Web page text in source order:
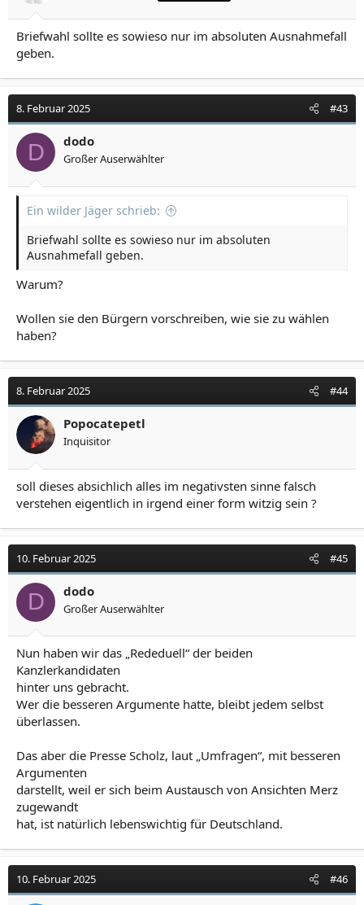
Briefwahl sollte es sowieso nur im absoluten Ausnahmefall
geben.
8. Februar 2025 #43
D dodo
Großer Auserwählter
Ein wilder Jäger schrieb:
Briefwahl sollte es sowieso nur im absoluten
Ausnahmefall geben.
Warum?
Wollen sie den Bürgern vorschreiben, wie sie zu wählen
haben?
8. Februar 2025 #44
Popocatepetl
Inquisitor
soll dieses absichlich alles im negativsten sinne falsch
verstehen eigentlich in irgend einer form witzig sein ?
10. Februar 2025 #45
D dodo
Großer Auserwählter
Nun haben wir das „Rededuell“ der beiden
Kanzlerkandidaten
hinter uns gebracht.
Wer die besseren Argumente hatte, bleibt jedem selbst
überlassen.
Das aber die Presse Scholz, laut „Umfragen“, mit besseren
Argumenten
darstellt, weil er sich beim Austausch von Ansichten Merz
zugewandt
hat, ist natürlich lebenswichtig für Deutschland.
10. Februar 2025 #46